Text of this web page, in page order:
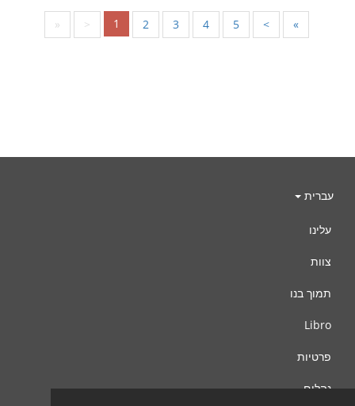
« < 1 2 3 4 5 > »
עברית
עלינו
צוות
תמוך בנו
Libro
פרטיות
נהלים